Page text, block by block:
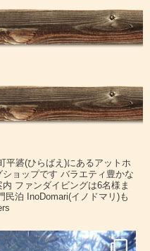
平碆(ひらばえ)にあるアットホ
ョップです バラエティ豊かな
内 ファンダイビングは6名様ま
民泊 InoDomari(イノドマリ)も